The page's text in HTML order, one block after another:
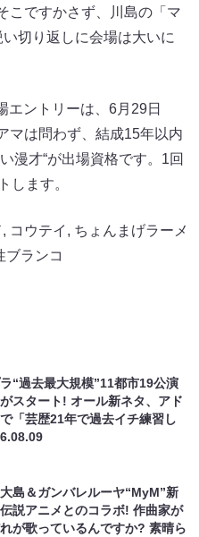
こですかさず、川島の「マ
切り返しに会場は大いに
エントリーは、6月29日
マは問わず、結成15年以内
漫才“が出場資格です。1回
します。
, コウテイ , ちょんまげラーメ
ブランコ
“過去最大規模”11都市19公演
スタート! オール新ネタ、アド
「芸歴21年で過去イチ練習し
島＆ガンバレルーヤ“MyM”新
説アニメとのコラボ! 作曲家が
が歌っているんですか? 素晴ら